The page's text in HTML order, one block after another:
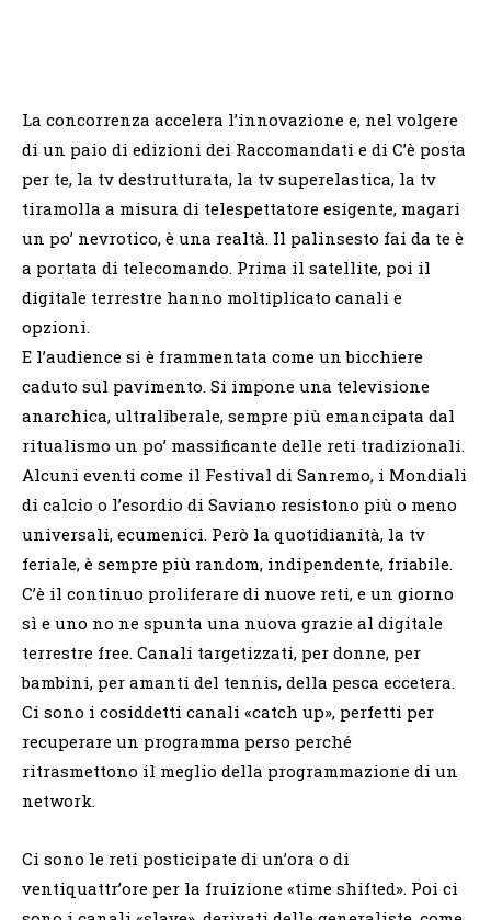
La concorrenza accelera l’innovazione e, nel volgere
di un paio di edizioni dei Raccomandati e di C’è posta
per te, la tv destrutturata, la tv superelastica, la tv
tiramolla a misura di telespettatore esigente, magari
un po’ nevrotico, è una realtà. Il palinsesto fai da te è
a portata di telecomando. Prima il satellite, poi il
digitale terrestre hanno moltiplicato canali e
opzioni.
E l’audience si è frammentata come un bicchiere
caduto sul pavimento. Si impone una televisione
anarchica, ultraliberale, sempre più emancipata dal
ritualismo un po’ massificante delle reti tradizionali.
Alcuni eventi come il Festival di Sanremo, i Mondiali
di calcio o l’esordio di Saviano resistono più o meno
universali, ecumenici. Però la quotidianità, la tv
feriale, è sempre più random, indipendente, friabile.
C’è il continuo proliferare di nuove reti, e un giorno
sì e uno no ne spunta una nuova grazie al digitale
terrestre free. Canali targetizzati, per donne, per
bambini, per amanti del tennis, della pesca eccetera.
Ci sono i cosiddetti canali «catch up», perfetti per
recuperare un programma perso perché
ritrasmettono il meglio della programmazione di un
network.
Ci sono le reti posticipate di un’ora o di
ventiquattr’ore per la fruizione «time shifted». Poi ci